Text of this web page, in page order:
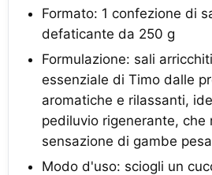
Formato: 1 confezione di
defaticante da 250 g
Formulazione: sali
essenziale di Timo dalle
aromatiche e rilassanti,
pediluvio rigenerante, che
sensazione di gambe
Modo d'uso: sciogli un